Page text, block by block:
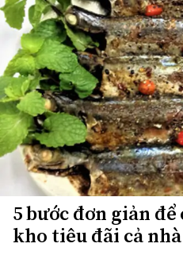
5 bước đơn giản
kho tiêu đãi cả nhà